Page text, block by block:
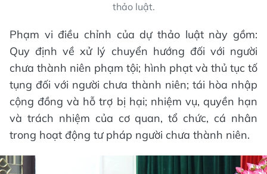
thảo luật.
Phạm vi điều chỉnh của dự thảo luật này gồm:
Quy định về xử lý chuyển hướng đối với người
chưa thành niên phạm tội; hình phạt và thủ tục tố
tụng đối với người chưa thành niên; tái hòa nhập
cộng đồng và hỗ trợ bị hại; nhiệm vụ, quyền hạn
và trách nhiệm của cơ quan, tổ chức, cá nhân
trong hoạt động tư pháp người chưa thành niên.